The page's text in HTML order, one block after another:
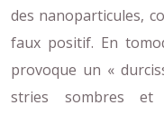
des nanoparticules,
faux positif. En
provoque un «
stries sombres et